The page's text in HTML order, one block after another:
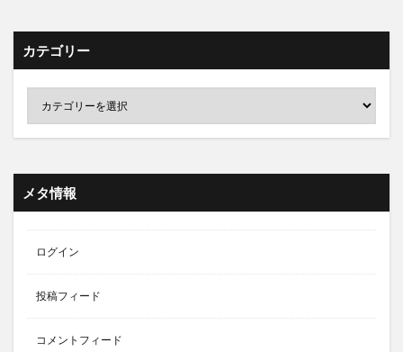
カテゴリー
メタ情報
ログイン
投稿フィード
コメントフィード